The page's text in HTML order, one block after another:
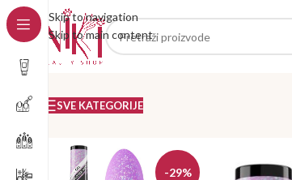
Skip to navigation
Skip to main content
SVE KATEGORIJE
-29%